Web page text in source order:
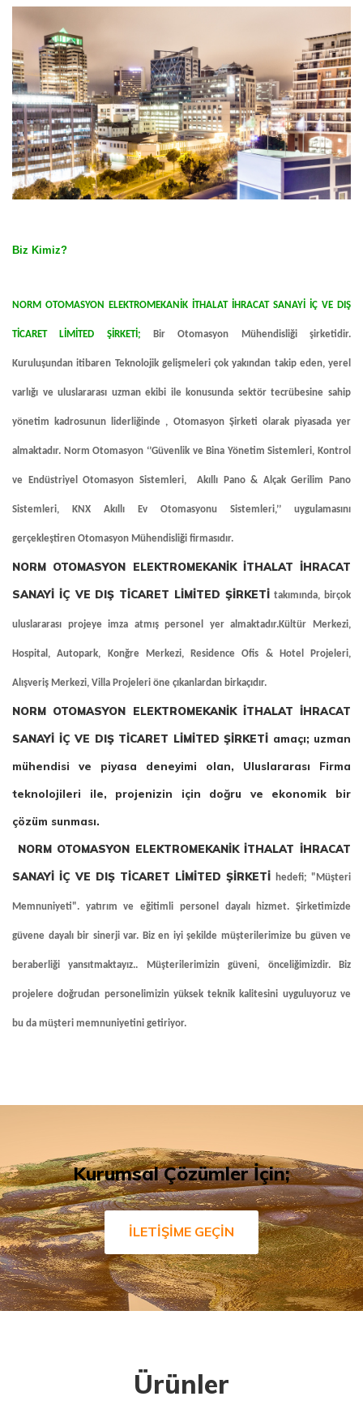
Biz Kimiz?
NORM OTOMASYON ELEKTROMEKANİK İTHALAT İHRACAT SANAYİ İÇ VE DIŞ
TİCARET LİMİTED ŞİRKETİ; Bir Otomasyon Mühendisliği şirketidir.
Kuruluşundan itibaren Teknolojik gelişmeleri çok yakından takip eden, yerel
varlığı ve uluslararası uzman ekibi ile konusunda sektör tecrübesine sahip
yönetim kadrosunun liderliğinde , Otomasyon Şirketi olarak piyasada yer
almaktadır. Norm Otomasyon ‘’Güvenlik ve Bina Yönetim Sistemleri, Kontrol
ve Endüstriyel Otomasyon Sistemleri, Akıllı Pano & Alçak Gerilim Pano
Sistemleri, KNX Akıllı Ev Otomasyonu Sistemleri,’’ uygulamasını
gerçekleştiren Otomasyon Mühendisliği firmasıdır.
NORM OTOMASYON ELEKTROMEKANİK İTHALAT İHRACAT
SANAYİ İÇ VE DIŞ TİCARET LİMİTED ŞİRKETİtakımında, birçok
uluslararası projeye imza atmış personel yer almaktadır.Kültür Merkezi,
Hospital, Autopark, Konğre Merkezi, Residence Ofis & Hotel Projeleri,
Alışveriş Merkezi, Villa Projeleri öne çıkanlardan birkaçıdır.
NORM OTOMASYON ELEKTROMEKANİK İTHALAT İHRACAT
SANAYİ İÇ VE DIŞ TİCARET LİMİTED ŞİRKETİ amaçı; uzman
mühendisi ve piyasa deneyimi olan, Uluslararası Firma
teknolojileri ile, projenizin için doğru ve ekonomik bir
çözüm sunması.
NORM OTOMASYON ELEKTROMEKANİK İTHALAT İHRACAT
SANAYİ İÇ VE DIŞ TİCARET LİMİTED ŞİRKETİ hedefi; "Müşteri
Memnuniyeti". yatırım ve eğitimli personel dayalı hizmet. Şirketimizde
güvene dayalı bir sinerji var. Biz en iyi şekilde müşterilerimize bu güven ve
beraberliği yansıtmaktayız.. Müşterilerimizin güveni, önceliğimizdir. Biz
projelere doğrudan personelimizin yüksek teknik kalitesini uyguluyoruz ve
bu da müşteri memnuniyetini getiriyor.
Kurumsal Çözümler İçin;
İLETİŞİME GEÇİN
Ürünler